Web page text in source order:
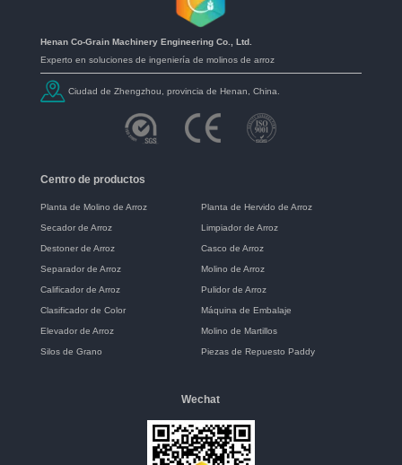
Henan Co-Grain Machinery Engineering Co., Ltd.
Experto en soluciones de ingeniería de molinos de arroz
Ciudad de Zhengzhou, provincia de Henan, China.
Centro de productos
Planta de Molino de Arroz Planta de Hervido de Arroz
Secador de Arroz Limpiador de Arroz
Destoner de Arroz Casco de Arroz
Separador de Arroz Molino de Arroz
Calificador de Arroz Pulidor de Arroz
Clasificador de Color Máquina de Embalaje
Elevador de Arroz Molino de Martillos
Silos de Grano Piezas de Repuesto Paddy
Wechat